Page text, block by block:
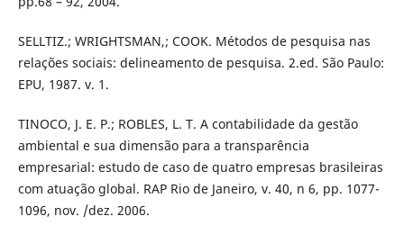
SELLTIZ.; WRIGHTSMAN,; COOK. Métodos de pesquisa nas
relações sociais: delineamento de pesquisa. 2.ed. São Paulo:
EPU, 1987. v. 1.
TINOCO, J. E. P.; ROBLES, L. T. A contabilidade da gestão
ambiental e sua dimensão para a transparência
empresarial: estudo de caso de quatro empresas brasileiras
com atuação global. RAP Rio de Janeiro, v. 40, n 6, pp. 1077-
1096, nov. /dez. 2006.